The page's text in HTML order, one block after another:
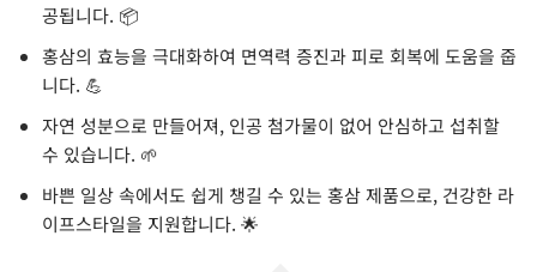
공됩니다. 📦
홍삼의 효능을 극대화하여 면역력 증진과 피로 회복에 도움을 줍
니다. 💪
자연 성분으로 만들어져, 인공 첨가물이 없어 안심하고 섭취할
수 있습니다. 🌱
바쁜 일상 속에서도 쉽게 챙길 수 있는 홍삼 제품으로, 건강한 라
이프스타일을 지원합니다. 🌟